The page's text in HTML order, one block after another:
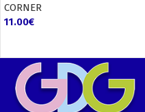
CORNER
11.00€